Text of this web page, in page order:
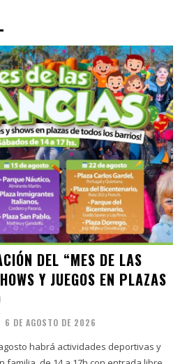
DEL “MES DE LAS
Y JUEGOS EN PLAZAS
6 DE AGOSTO DE 2026
habrá actividades deportivas y